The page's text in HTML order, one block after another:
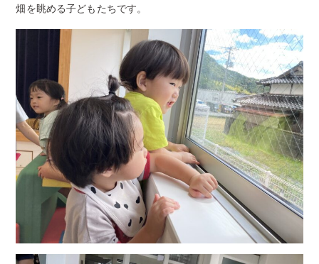
畑を眺める子どもたちです。